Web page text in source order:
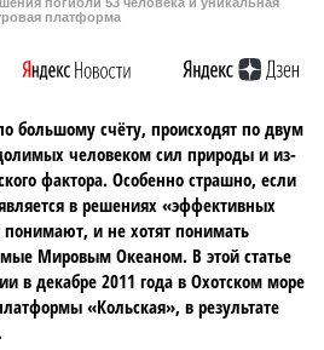
платформа
большому счёту, происходят по двум
человеком сил природы и из-
фактора. Особенно страшно, если
в решениях «эффективных
и не хотят понимать
Мировым Океаном. В этой статье
в декабре 2011 года в Охотском море
«Кольская», в результате